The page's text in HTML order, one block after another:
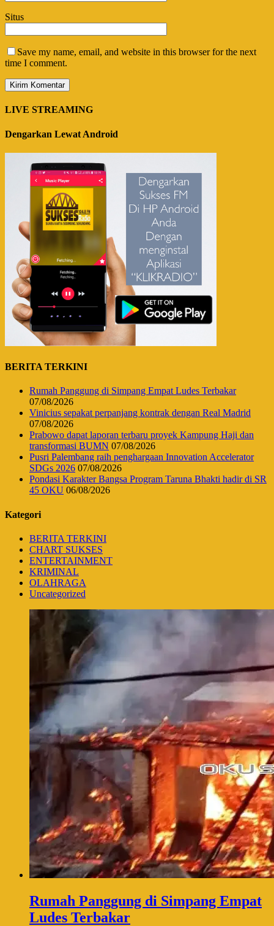
Situs
Save my name, email, and website in this browser for the next
time I comment.
LIVE STREAMING
Dengarkan Lewat Android
BERITA TERKINI
Rumah Panggung di Simpang Empat Ludes Terbakar
07/08/2026
Vinicius sepakat perpanjang kontrak dengan Real Madrid
07/08/2026
Prabowo dapat laporan terbaru proyek Kampung Haji dan
transformasi BUMN 07/08/2026
Pusri Palembang raih penghargaan Innovation Accelerator
SDGs 2026 07/08/2026
Pondasi Karakter Bangsa Program Taruna Bhakti hadir di SR
45 OKU 06/08/2026
Kategori
BERITA TERKINI
CHART SUKSES
ENTERTAINMENT
KRIMINAL
OLAHRAGA
Uncategorized
Rumah Panggung di Simpang Empat
Ludes Terbakar